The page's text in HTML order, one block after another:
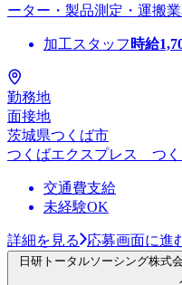
ーター・製品測定・運搬
加工スタッフ 時給
勤務地
面接地
茨城県つくば市
つくばエクスプレス つ
交通費支給
未経験OK
詳細を見る 応募画面に進
日研トータルソーシング株式